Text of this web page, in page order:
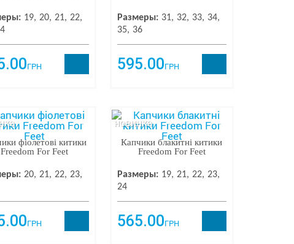
19 20 21 22
ГРН
Размеры: 31 32 33
34
35
36
595.00ГРН
фіолетові китики
Freedom For Feet
20 21 22 23
ГРН
Капчики блакитні китики
Freedom For Feet
Размеры: 19 21 22 23
24
565.00ГРН
новинка